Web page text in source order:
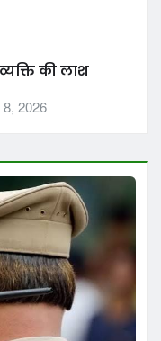
की लाश
2026